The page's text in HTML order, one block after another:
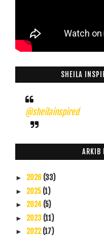
SHEILA
@sheilainspired
ARKIB
► 2026 (33)
► 2025 (1)
► 2024 (5)
► 2023 (11)
► 2022(17)